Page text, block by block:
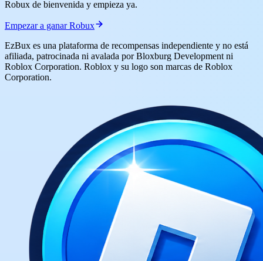
Robux de bienvenida y empieza ya.
Empezar a ganar Robux
EzBux es una plataforma de recompensas independiente y no está
afiliada, patrocinada ni avalada por Bloxburg Development ni
Roblox Corporation. Roblox y su logo son marcas de Roblox
Corporation.